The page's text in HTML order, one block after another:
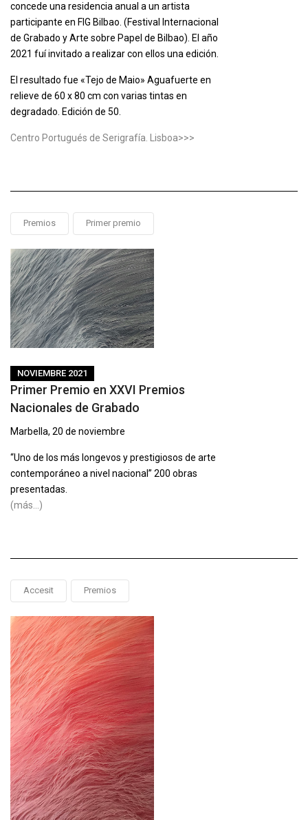
concede una residencia anual a un artista
participante en FIG Bilbao. (Festival Internacional
de Grabado y Arte sobre Papel de Bilbao). El año
2021 fuí invitado a realizar con ellos una edición.
El resultado fue «Tejo de Maio» Aguafuerte en
relieve de 60 x 80 cm con varias tintas en
degradado. Edición de 50.
Centro Portugués de Serigrafía. Lisboa>>>
Premios Primer premio
NOVIEMBRE 2021
Primer Premio en XXVI Premios
Nacionales de Grabado
Marbella, 20 de noviembre
“Uno de los más longevos y prestigiosos de arte
contemporáneo a nivel nacional” 200 obras
presentadas.
(más…)
Accesit Premios